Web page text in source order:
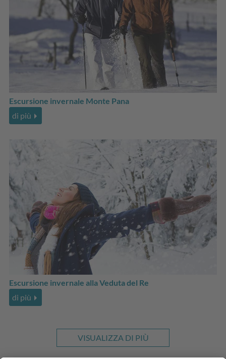
Escursione invernale Monte Pana
di più
Escursione invernale alla Veduta del Re
di più
VISUALIZZA DI PIÙ